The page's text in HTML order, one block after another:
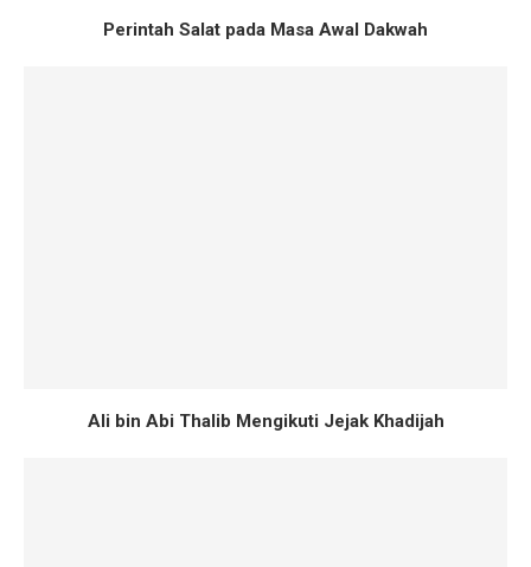
Perintah Salat pada Masa Awal Dakwah
Ali bin Abi Thalib Mengikuti Jejak Khadijah